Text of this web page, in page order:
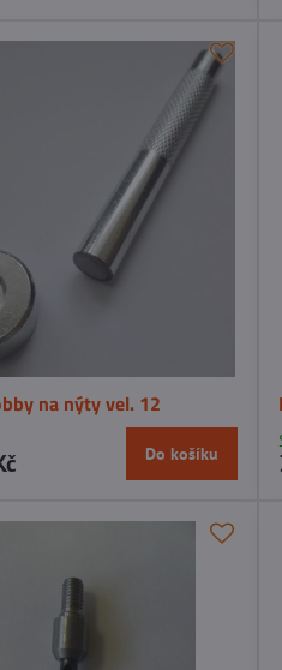
na nýty vel. 12
Do košíku